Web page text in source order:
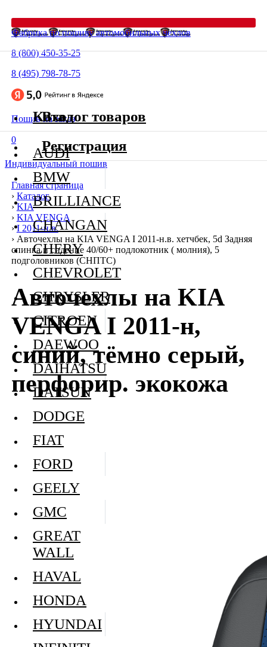
Фабрика по пошиву автомобильных чехлов
8 (800) 450-35-25
8 (495) 798-78-75
Пошив на заказ
0
Индивидуальный пошив
Главная страница
› Каталог
› KIA
› KIA VENGA
› I 2011-н.в.
› Авточехлы на KIA VENGA I 2011-н.в. хетчбек, 5d Задняя
спинка и сидение 40/60+ подлокотник ( молния), 5
подголовников (СНПТС)
Авточехлы на KIA
VENGA I 2011-н,
синий, тёмно серый,
перфорир. экокожа
Каталог товаров
AUDI
BMW
BRILLIANCE
CHANGAN
CHERY
CHEVROLET
CHRYSLER
CITROEN
DAEWOO
DAIHATSU
DATSUN
DODGE
FIAT
FORD
GEELY
GMC
GREAT
WALL
HAVAL
HONDA
HYUNDAI
Вход
Регистрация